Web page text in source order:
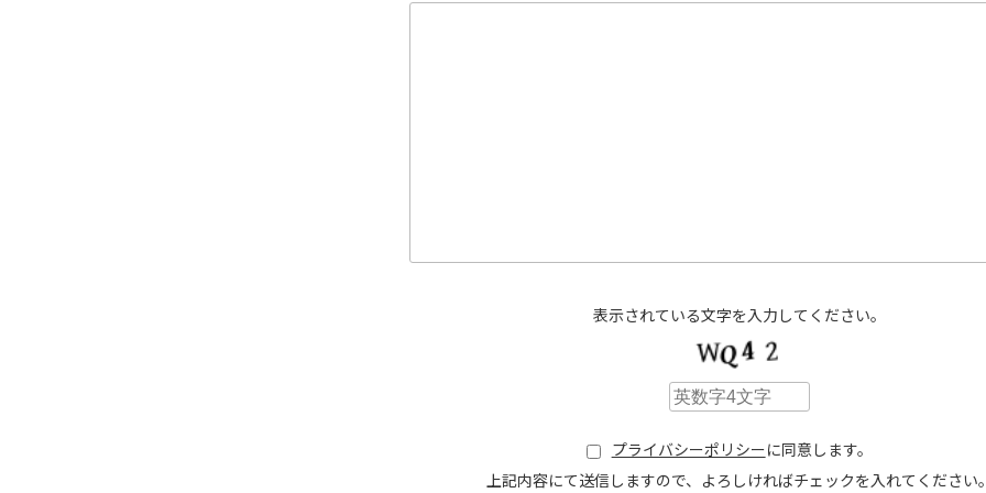
表示されている文字を入力してください。
プライバシーポリシーに同意します。
上記内容にて送信しますので、よろしければチェックを入れてください